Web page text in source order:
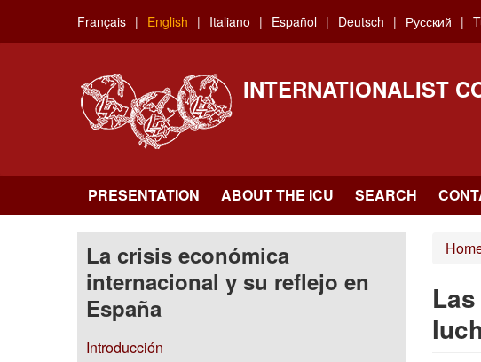
main
Français English Italiano Español Deutsch Русский
INTERNATIONALIST
PRESENTATION ABOUT THE ICU SEARCH
La crisis económica
internacional y su reflejo en
España
Introducción